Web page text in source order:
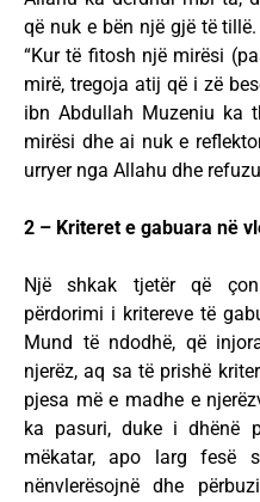
që nuk e bën një gjë të
“Kur të fitosh një mirësi
mirë, tregoja atij që i zë
ibn Abdullah Muzeniu ka
mirësi dhe ai nuk e
urryer nga Allahu dhe
2 – Kriteret e gabuara në
Një shkak tjetër që
përdorimi i kritereve të
Mund të ndodhë, që
njerëz, aq sa të prishë
pjesa më e madhe e
ka pasuri, duke i dhënë
mëkatar, apo larg fesë
nënvlerësojnë dhe